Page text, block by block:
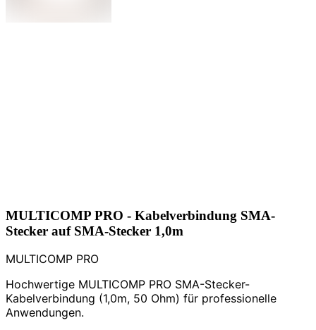
MULTICOMP PRO - Kabelverbindung SMA-
Stecker auf SMA-Stecker 1,0m
MULTICOMP PRO
Hochwertige MULTICOMP PRO SMA-Stecker-
Kabelverbindung (1,0m, 50 Ohm) für professionelle
Anwendungen.